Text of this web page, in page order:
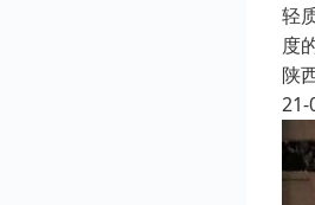
轻
度
陕
21-